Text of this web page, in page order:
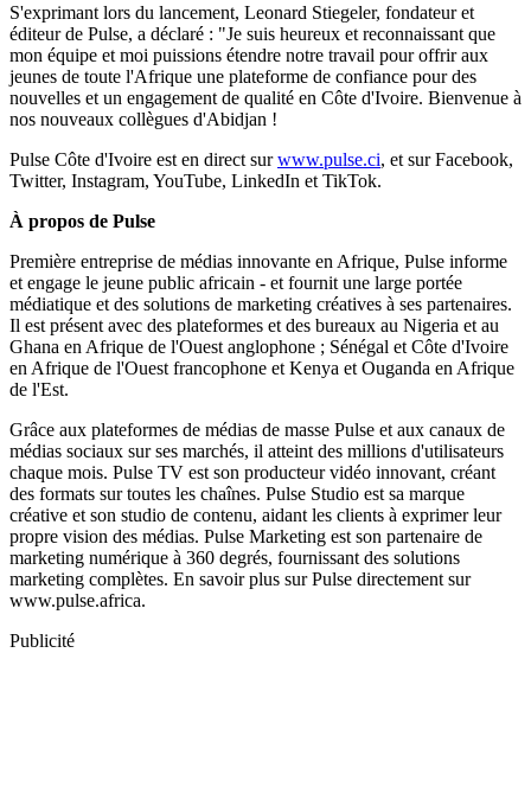
S'exprimant lors du lancement, Leonard Stiegeler, fondateur et
éditeur de Pulse, a déclaré : "Je suis heureux et reconnaissant que
mon équipe et moi puissions étendre notre travail pour offrir aux
jeunes de toute l'Afrique une plateforme de confiance pour des
nouvelles et un engagement de qualité en Côte d'Ivoire. Bienvenue à
nos nouveaux collègues d'Abidjan !
Pulse Côte d'Ivoire est en direct surwww.pulse.ci, et sur Facebook,
Twitter, Instagram, YouTube, LinkedIn et TikTok.
À propos de Pulse
Première entreprise de médias innovante en Afrique, Pulse informe
et engage le jeune public africain - et fournit une large portée
médiatique et des solutions de marketing créatives à ses partenaires.
Il est présent avec des plateformes et des bureaux au Nigeria et au
Ghana en Afrique de l'Ouest anglophone ; Sénégal et Côte d'Ivoire
en Afrique de l'Ouest francophone et Kenya et Ouganda en Afrique
de l'Est.
Grâce aux plateformes de médias de masse Pulse et aux canaux de
médias sociaux sur ses marchés, il atteint des millions d'utilisateurs
chaque mois. Pulse TV est son producteur vidéo innovant, créant
des formats sur toutes les chaînes. Pulse Studio est sa marque
créative et son studio de contenu, aidant les clients à exprimer leur
propre vision des médias. Pulse Marketing est son partenaire de
marketing numérique à 360 degrés, fournissant des solutions
marketing complètes. En savoir plus sur Pulse directement sur
www.pulse.africa.
Publicité